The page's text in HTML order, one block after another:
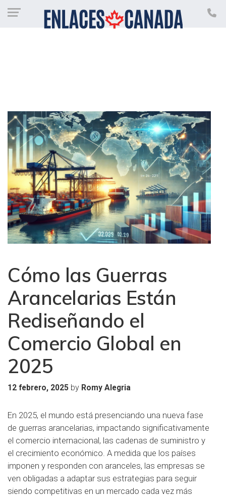
Cómo las Guerras
Arancelarias Están
Rediseñando el
Comercio Global en
2025
12 febrero, 2025 by Romy Alegria
En 2025, el mundo está presenciando una nueva fase
de guerras arancelarias, impactando significativamente
el comercio internacional, las cadenas de suministro y
el crecimiento económico. A medida que los países
imponen y responden con aranceles, las empresas se
ven obligadas a adaptar sus estrategias para seguir
siendo competitivas en un mercado cada vez más